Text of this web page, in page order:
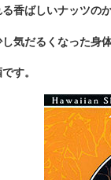
香ばしいナッツのか
気だるくなった身
す。